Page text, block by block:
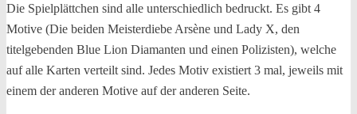
Die Spielplättchen sind alle unterschiedlich bedruckt. Es gibt 4
Motive (Die beiden Meisterdiebe Arsène und Lady X, den
titelgebenden Blue Lion Diamanten und einen Polizisten), welche
auf alle Karten verteilt sind. Jedes Motiv existiert 3 mal, jeweils mit
einem der anderen Motive auf der anderen Seite.